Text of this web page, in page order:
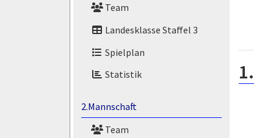
Team
Landesklasse Staffel 3
Spielplan
Statistik
2.Mannschaft
Team